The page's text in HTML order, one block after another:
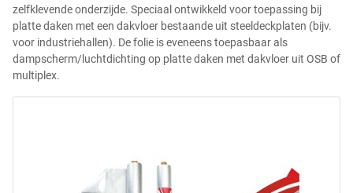
zelfklevende onderzijde. Speciaal ontwikkeld voor toepassing bij
platte daken met een dakvloer bestaande uit steeldeckplaten (bijv.
voor industriehallen). De folie is eveneens toepasbaar als
dampscherm/luchtdichting op platte daken met dakvloer uit OSB of
multiplex.